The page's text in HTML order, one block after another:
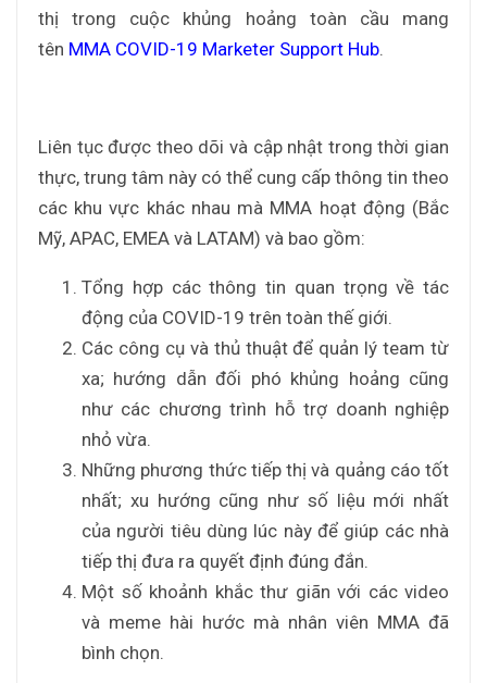
thị trong cuộc khủng hoảng toàn cầu mang
tên MMA COVID-19 Marketer Support Hub.
Liên tục được theo dõi và cập nhật trong thời gian
thực, trung tâm này có thể cung cấp thông tin theo
các khu vực khác nhau mà MMA hoạt động (Bắc
Mỹ, APAC, EMEA và LATAM) và bao gồm:
Tổng hợp các thông tin quan trọng về tác
động của COVID-19 trên toàn thế giới.
Các công cụ và thủ thuật để quản lý team từ
xa; hướng dẫn đối phó khủng hoảng cũng
như các chương trình hỗ trợ doanh nghiệp
nhỏ vừa.
Những phương thức tiếp thị và quảng cáo tốt
nhất; xu hướng cũng như số liệu mới nhất
của người tiêu dùng lúc này để giúp các nhà
tiếp thị đưa ra quyết định đúng đắn.
Một số khoảnh khắc thư giãn với các video
và meme hài hước mà nhân viên MMA đã
bình chọn.